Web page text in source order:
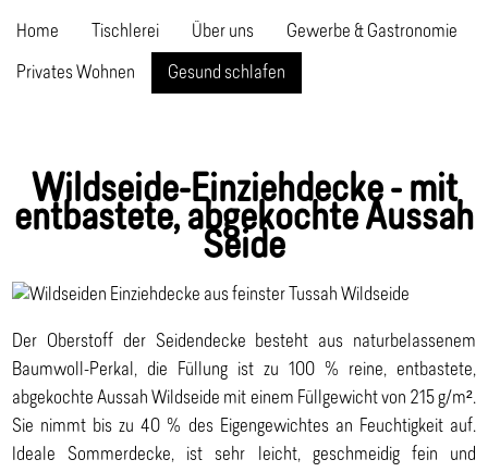
Home Tischlerei Über uns Gewerbe & Gastronomie
Privates Wohnen Gesund schlafen
Wildseide-Einziehdecke - mit
entbastete, abgekochte Aussah
Seide
Der Oberstoff der Seidendecke besteht aus naturbelassenem
Baumwoll-Perkal, die Füllung ist zu 100 % reine, entbastete,
abgekochte Aussah Wildseide mit einem Füllgewicht von 215 g/m².
Sie nimmt bis zu 40 % des Eigengewichtes an Feuchtigkeit auf.
Ideale Sommerdecke, ist sehr leicht, geschmeidig fein und